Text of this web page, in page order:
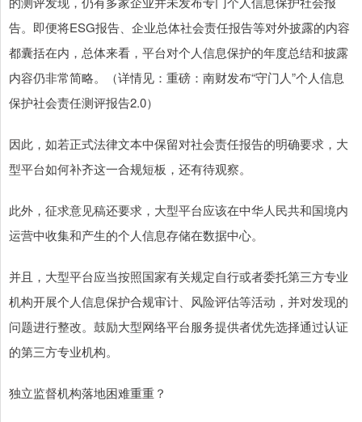
告。即便将ESG报告、企业总体社会责任报告等对外披露的内容
都囊括在内，总体来看，平台对个人信息保护的年度总结和披露
内容仍非常简略。（详情见：重磅：南财发布“守门人”个人信息
保护社会责任测评报告2.0）
因此，如若正式法律文本中保留对社会责任报告的明确要求，大
型平台如何补齐这一合规短板，还有待观察。
此外，征求意见稿还要求，大型平台应该在中华人民共和国境内
运营中收集和产生的个人信息存储在数据中心。
并且，大型平台应当按照国家有关规定自行或者委托第三方专业
机构开展个人信息保护合规审计、风险评估等活动，并对发现的
问题进行整改。鼓励大型网络平台服务提供者优先选择通过认证
的第三方专业机构。
独立监督机构落地困难重重？